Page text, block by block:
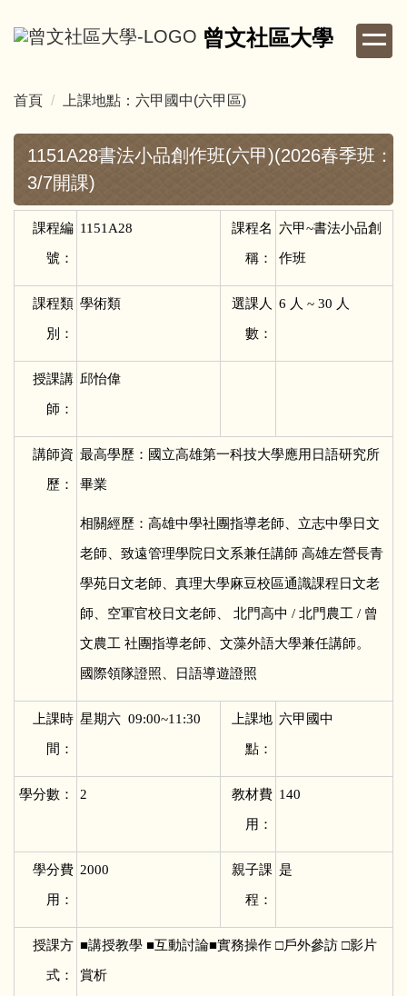
到
內
曾文社區大學
首頁 上課地點：六甲國中(六甲區)
1151A28書法小品創作班(六甲)(2026春季班：
3/7開課)
課程編
號：
1151A28 課程名
稱：
六甲~書法小品創
作班
課程類
別：
學術類 選課人
數：
6 人 ~ 30 人
授課講
師：
邱怡偉
講師資
歷：
最高學歷：國立高雄第一科技大學應用日語研究所
畢業
相關經歷：高雄中學社團指導老師、立志中學日文
老師、致遠管理學院日文系兼任講師 高雄左營長青
學苑日文老師、真理大學麻豆校區通識課程日文老
師、空軍官校日文老師、 北門高中 / 北門農工 / 曾
文農工 社團指導老師、文藻外語大學兼任講師。
國際領隊證照、日語導遊證照
上課時
間：
星期六 09:00~11:30 上課地
點：
六甲國中
學分數： 2 教材費
用：
140
學分費
用：
2000 親子課
程：
是
授課方
式：
■講授教學 ■互動討論■實務操作 □戶外參訪 □影片
賞析